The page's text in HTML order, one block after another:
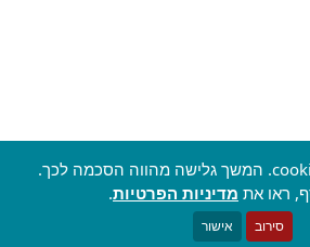
האתר משתמש ב-cookies. המשך גלישה מהווה הסכמה לכך.
ראו את מדיניות הפרטיות.
סירוב אישור